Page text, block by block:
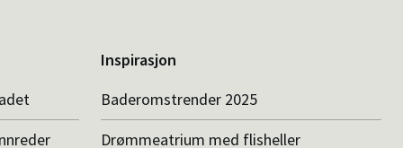
Inspirasjon
Baderomstrender 2025
Drømmeatrium med flisheller